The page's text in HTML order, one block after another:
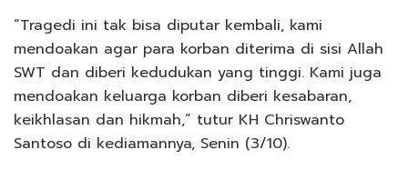
“Tragedi ini tak bisa diputar kembali, kami
mendoakan agar para korban diterima di sisi Allah
SWT dan diberi kedudukan yang tinggi. Kami juga
mendoakan keluarga korban diberi kesabaran,
keikhlasan dan hikmah,” tutur KH Chriswanto
Santoso di kediamannya, Senin (3/10).